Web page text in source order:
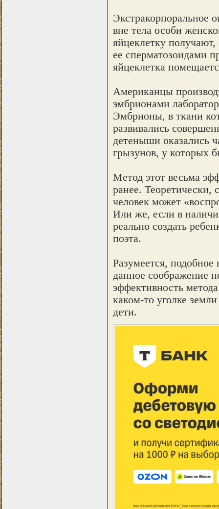
Экстракорпоральное
вне тела особи
яйцеклетку
ее сперматозоидами
яйцеклетка
Американцы
эмбрионами
Эмбрионы, в ткани
развивались
детеныши оказались
грызунов, у которых
Метод этот весьма
ранее.
человек может
Или же, если в
реально создать
поэта.
Разумеется,
данное соображение
эффективность
каком-то уголке
дети.